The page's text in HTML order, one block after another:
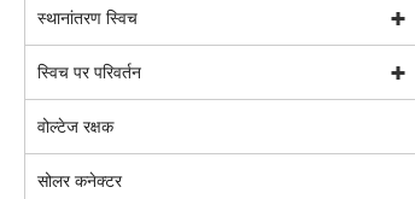
स्थानांतरण स्विच
स्विच पर परिवर्तन
वोल्टेज रक्षक
सोलर कनेक्टर